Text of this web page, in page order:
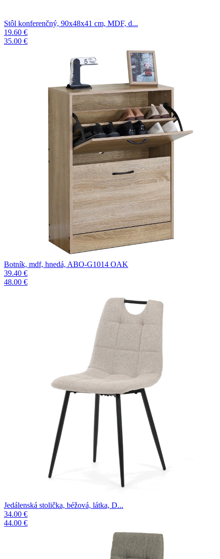
Stôl konferenčný, 90x48x41 cm, MDF, d...
19.60 €
35.00 €
Botník, mdf, hnedá, ABO-G1014 OAK
39.40 €
48.00 €
Jedálenská stolička, béžová, látka, D...
34.00 €
44.00 €